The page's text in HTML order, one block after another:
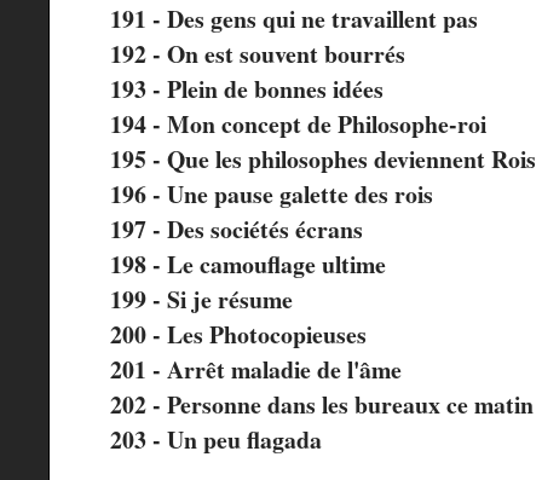
191 - Des gens qui ne travaillent pas
192 - On est souvent bourrés
193 - Plein de bonnes idées
194 - Mon concept de Philosophe-roi
195 - Que les philosophes deviennent
196 - Une pause galette des rois
197 - Des sociétés écrans
198 - Le camouflage ultime
199 - Si je résume
200 - Les Photocopieuses
201 - Arrêt maladie de l'âme
202 - Personne dans les bureaux ce matin
203 - Un peu flagada